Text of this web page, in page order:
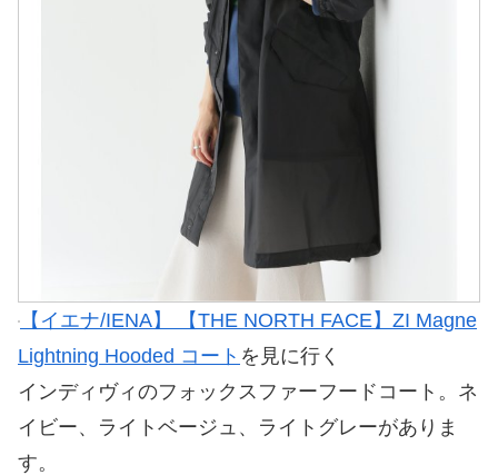
【イエナ/IENA】 【THE NORTH FACE】ZI Magne
Lightning Hooded コート を見に行く
インディヴィのフォックスファーフードコート。ネ
イビー、ライトベージュ、ライトグレーがありま
す。